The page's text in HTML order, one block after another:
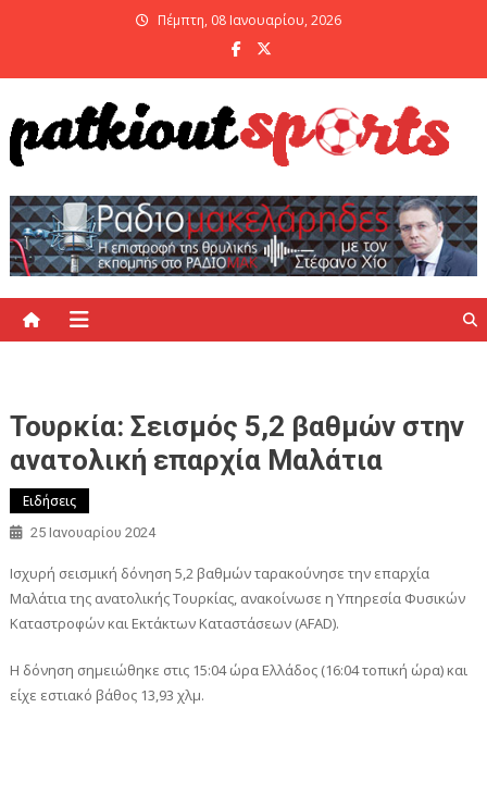
Πέμπτη, 08 Ιανουαρίου, 2026
Τουρκία: Σεισμός 5,2 βαθμών στην
ανατολική επαρχία Μαλάτια
Ειδήσεις
25 Ιανουαρίου 2024
Ισχυρή σεισμική δόνηση 5,2 βαθμών ταρακούνησε την επαρχία
Μαλάτια της ανατολικής Τουρκίας, ανακοίνωσε η Υπηρεσία Φυσικών
Καταστροφών και Εκτάκτων Καταστάσεων (AFAD).
Η δόνηση σημειώθηκε στις 15:04 ώρα Ελλάδος (16:04 τοπική ώρα) και
είχε εστιακό βάθος 13,93 χλμ.